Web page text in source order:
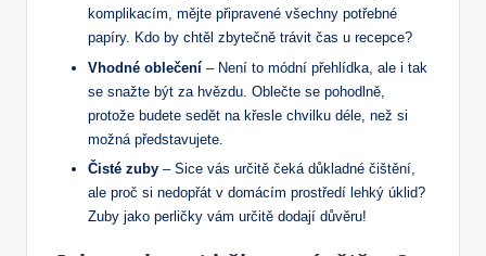
komplikacím, mějte připravené všechny potřebné
papíry. Kdo by chtěl zbytečně trávit čas u recepce?
Vhodné oblečení – Není to módní přehlídka, ale i tak
se snažte být za hvězdu. Oblečte se pohodlně,
protože budete sedět na křesle chvilku déle, než si
možná představujete.
Čisté zuby – Sice vás určitě čeká důkladné čištění,
ale proč si nedopřát v domácím prostředí lehký úklid?
Zuby jako perličky vám určitě dodají důvěru!